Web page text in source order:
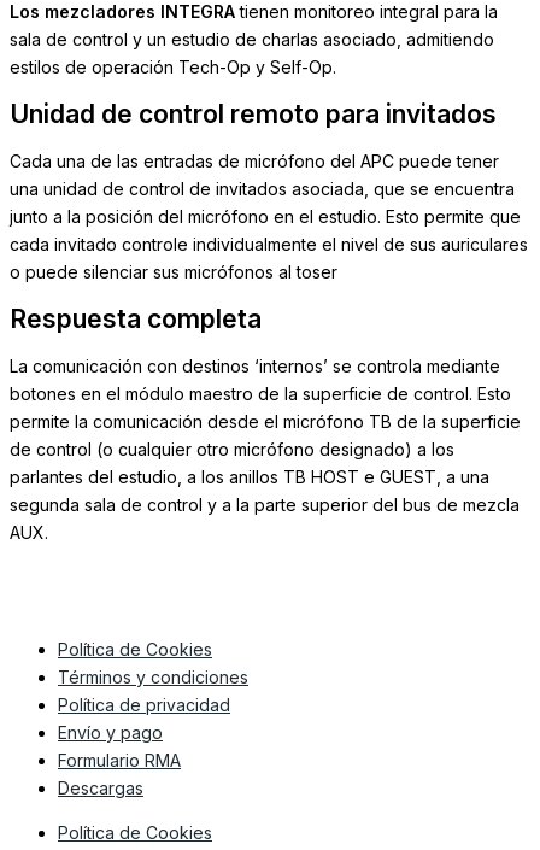
Los mezcladores INTEGRAtienen monitoreo integral para la
sala de control y un estudio de charlas asociado, admitiendo
estilos de operación Tech-Op y Self-Op.
Unidad de control remoto para invitados
Cada una de las entradas de micrófono del APC puede tener
una unidad de control de invitados asociada, que se encuentra
junto a la posición del micrófono en el estudio. Esto permite que
cada invitado controle individualmente el nivel de sus auriculares
o puede silenciar sus micrófonos al toser
Respuesta completa
La comunicación con destinos ‘internos’ se controla mediante
botones en el módulo maestro de la superficie de control. Esto
permite la comunicación desde el micrófono TB de la superficie
de control (o cualquier otro micrófono designado) a los
parlantes del estudio, a los anillos TB HOST e GUEST, a una
segunda sala de control y a la parte superior del bus de mezcla
AUX.
Política de Cookies
Términos y condiciones
Política de privacidad
Envío y pago
Formulario RMA
Descargas
Política de Cookies